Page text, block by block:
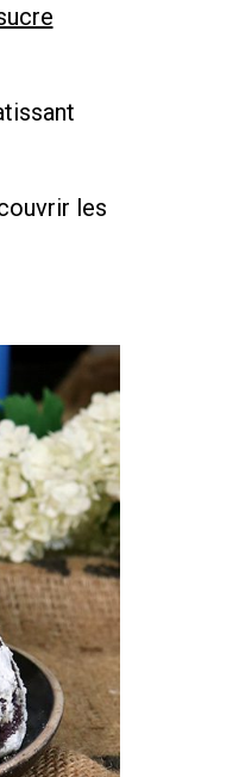
les